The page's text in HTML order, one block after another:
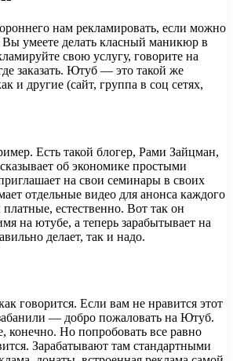
нам рекламировать, если можно
Вы умеете делать класный маникюр в
свою услугу, говорите на
заказать. Ютуб — это такой же
и другие (сайт, группа в соц сетях,
Есть такой блогер, Рами Зайцман,
об экономике простыми
на свои семинары в своих
отдельные видео для анонса каждого
естественно. Вот так он
на ютубе, а теперь зарабытывает на
делает, так и надо.
говорится. Если вам не нравится этот
— добро пожаловать на Ютуб.
конечно. Но попробовать все равно
Зарабатывают там стандартными